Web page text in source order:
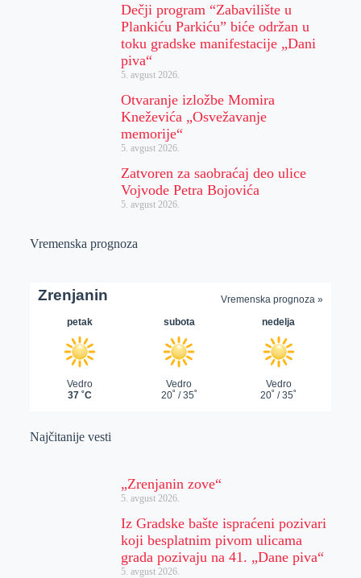
Dečji program “Zabavilište u
Plankiću Parkiću” biće održan u
toku gradske manifestacije „Dani
piva“
5. avgust 2026.
Otvaranje izložbe Momira
Kneževića „Osvežavanje
memorije“
5. avgust 2026.
Zatvoren za saobraćaj deo ulice
Vojvode Petra Bojovića
5. avgust 2026.
Vremenska prognoza
Najčitanije vesti
„Zrenjanin zove“
5. avgust 2026.
Iz Gradske bašte ispraćeni pozivari
koji besplatnim pivom ulicama
grada pozivaju na 41. „Dane piva“
5. avgust 2026.